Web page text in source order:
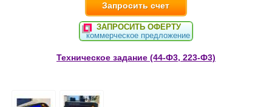
Запросить счет
ЗАПРОСИТЬ ОФЕРТУ
коммерческое предложение
Техническое задание (44-Ф3, 223-Ф3)